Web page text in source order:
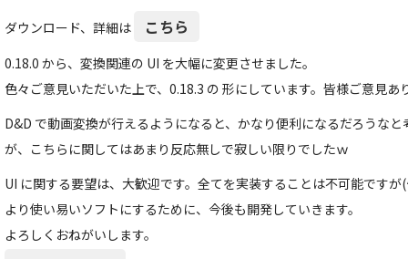
ダウンロード、詳細は こちら
0.18.0 から、変換関連の UI を大幅に変更させました。
色々ご意見いただいた上で、0.18.3 の 形にしています。皆様ご意見あ
D&D で動画変換が行えるようになると、かなり便利になるだろうな
が、こちらに関してはあまり反応無しで寂しい限りでしたｗ
UI に関する要望は、大歓迎です。全てを実装することは不可能ですが
より使い易いソフトにするために、今後も開発していきます。
よろしくおねがいします。